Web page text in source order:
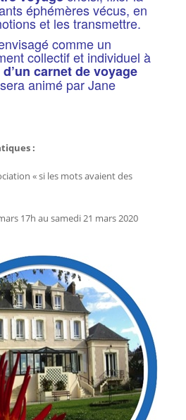
éphémères vécus, en
et les transmettre.
comme un
collectif et individuel à
carnet de voyage
animé par Jane
:
« si les mots avaient des
17h au samedi 21 mars 2020